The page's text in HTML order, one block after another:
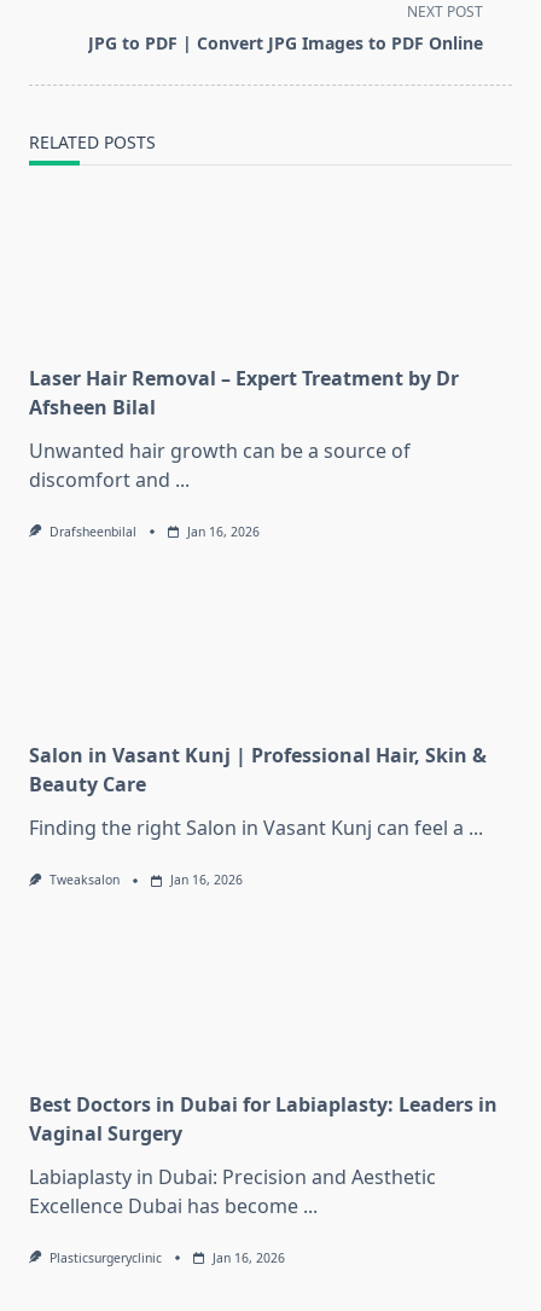
screen-
text">Page</span>
NEXT POST
JPG to PDF | Convert JPG Images to PDF Online
RELATED POSTS
Laser Hair Removal – Expert Treatment by Dr
Afsheen Bilal
Unwanted hair growth can be a source of
discomfort and ...
Drafsheenbilal Jan 16, 2026
Salon in Vasant Kunj | Professional Hair, Skin &
Beauty Care
Finding the right Salon in Vasant Kunj can feel a ...
Tweaksalon Jan 16, 2026
Best Doctors in Dubai for Labiaplasty: Leaders in
Vaginal Surgery
Labiaplasty in Dubai: Precision and Aesthetic
Excellence Dubai has become ...
Plasticsurgeryclinic Jan 16, 2026